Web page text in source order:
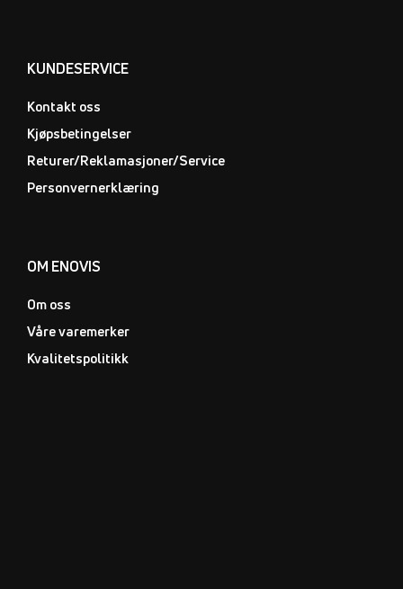
KUNDESERVICE
Kontakt oss
Kjøpsbetingelser
Returer/Reklamasjoner/Service
Personvernerklæring
OM ENOVIS
Om oss
Våre varemerker
Kvalitetspolitikk